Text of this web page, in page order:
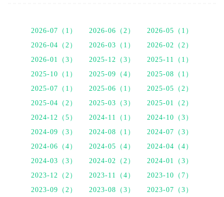
2026-07（1） 2026-06（2）
2026-05（1）
2026-04（2）
2026-03（1）
2026-02（2）
2026-01（3）
2025-12（3）
2025-11（1）
2025-10（1）
2025-09（4）
2025-08（1）
2025-07（1）
2025-06（1）
2025-05（2）
2025-04（2）
2025-03（3）
2025-01（2）
2024-12（5）
2024-11（1）
2024-10（3）
2024-09（3）
2024-08（1）
2024-07（3）
2024-06（4）
2024-05（4）
2024-04（4）
2024-03（3）
2024-02（2）
2024-01（3）
2023-12（2）
2023-11（4）
2023-10（7）
2023-09（2）
2023-08（3）
2023-07（3）